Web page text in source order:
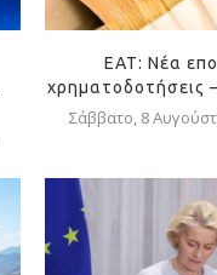
ΕΑΤ: Νέα
χρηματοδοτήσεις
Σάββατο, 8